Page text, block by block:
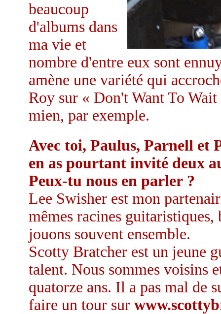
beaucoup
d'albums dans
ma vie et
nombre d'entre eux sont
amène une variété qui
Roy sur « Don't Want To
mien, par exemple.
Avec toi, Paulus, Parnell et
en as pourtant invité deux
Peux-tu nous en parler ?
Lee Swisher est mon
mêmes racines
jouons souvent ensemble.
Scotty Bratcher est un jeune
talent. Nous sommes voisins
quatorze ans. Il a pas mal de
faire un tour sur